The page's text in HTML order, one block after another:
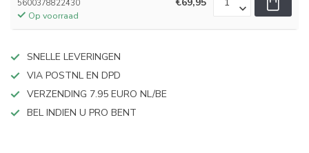
5600378822430
Op voorraad
SNELLE LEVERINGEN
VIA POSTNL EN DPD
VERZENDING 7.95 EURO NL/BE
BEL INDIEN U PRO BENT